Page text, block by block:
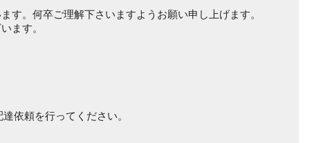
す。何卒ご理解下さいますようお願い申し上げます。
ます。
依頼を行ってください。